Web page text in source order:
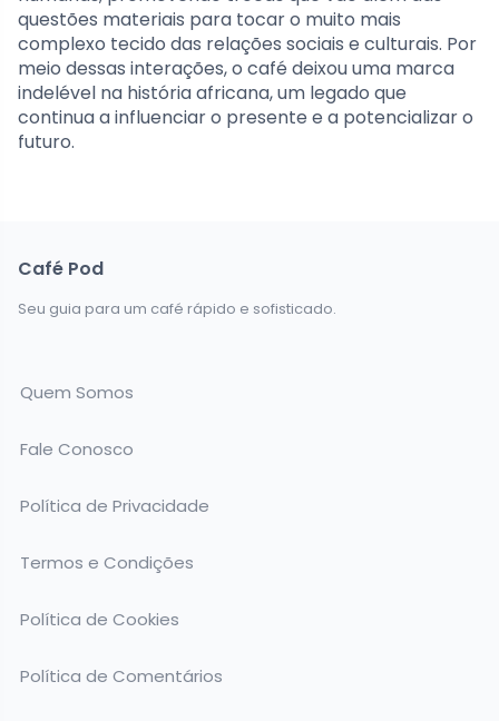
questões materiais para tocar o muito mais
complexo tecido das relações sociais e culturais. Por
meio dessas interações, o café deixou uma marca
indelével na história africana, um legado que
continua a influenciar o presente e a potencializar o
futuro.
Café Pod
Seu guia para um café rápido e sofisticado.
Quem Somos
Fale Conosco
Política de Privacidade
Termos e Condições
Política de Cookies
Política de Comentários